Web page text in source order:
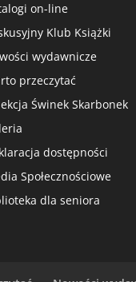
on-line
Klub Książki
wydawnicze
przeczytać
Świnek Skarbonek
dostępności
Społecznościowe
dla seniora